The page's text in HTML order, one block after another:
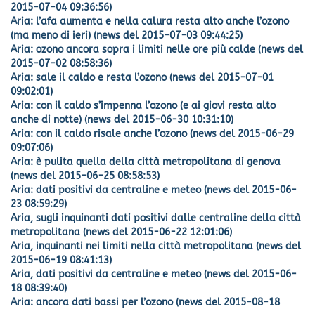
2015-07-04 09:36:56)
Aria: l’afa aumenta e nella calura resta alto anche l’ozono
(ma meno di ieri) (news del 2015-07-03 09:44:25)
Aria: ozono ancora sopra i limiti nelle ore più calde (news del
2015-07-02 08:58:36)
Aria: sale il caldo e resta l’ozono (news del 2015-07-01
09:02:01)
Aria: con il caldo s’impenna l’ozono (e ai giovi resta alto
anche di notte) (news del 2015-06-30 10:31:10)
Aria: con il caldo risale anche l’ozono (news del 2015-06-29
09:07:06)
Aria: è pulita quella della città metropolitana di genova
(news del 2015-06-25 08:58:53)
Aria: dati positivi da centraline e meteo (news del 2015-06-
23 08:59:29)
Aria, sugli inquinanti dati positivi dalle centraline della città
metropolitana (news del 2015-06-22 12:01:06)
Aria, inquinanti nei limiti nella città metropolitana (news del
2015-06-19 08:41:13)
Aria, dati positivi da centraline e meteo (news del 2015-06-
18 08:39:40)
Aria: ancora dati bassi per l’ozono (news del 2015-08-18